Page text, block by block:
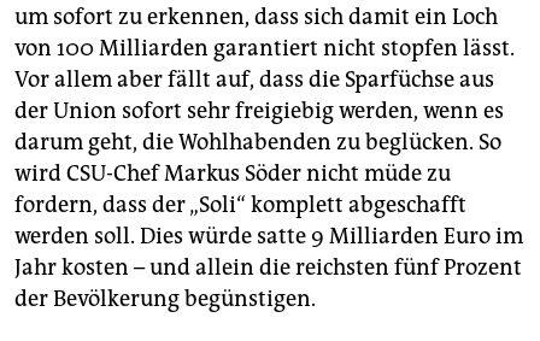
um sofort zu erkennen, dass sich damit ein Loch
von 100 Milliarden garantiert nicht stopfen lässt.
Vor allem aber fällt auf, dass die Sparfüchse aus
der Union sofort sehr freigiebig werden, wenn es
darum geht, die Wohlhabenden zu beglücken. So
wird CSU-Chef Markus Söder nicht müde zu
fordern, dass der „Soli“ komplett abgeschafft
werden soll. Dies würde satte 9 Milliarden Euro im
Jahr kosten – und allein die reichsten fünf Prozent
der Bevölkerung begünstigen.